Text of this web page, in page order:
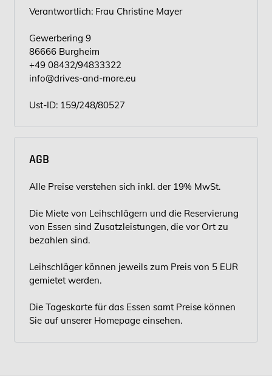
Verantwortlich: Frau Christine Mayer
Gewerbering 9
86666 Burgheim
+49 08432/94833322
info@drives-and-more.eu
Ust-ID: 159/248/80527
AGB
Alle Preise verstehen sich inkl. der 19% MwSt.
Die Miete von Leihschlägern und die Reservierung
von Essen sind Zusatzleistungen, die vor Ort zu
bezahlen sind.
Leihschläger können jeweils zum Preis von 5 EUR
gemietet werden.
Die Tageskarte für das Essen samt Preise können
Sie auf unserer Homepage einsehen.